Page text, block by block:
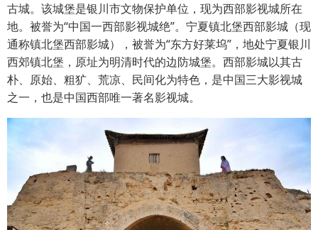
古城。该城堡是银川市文物保护单位，现为西部影视城所在
地。被誉为“中国一西部影视城绝”。宁夏镇北堡西部影城（现
通称镇北堡西部影城），被誉为“东方好莱坞”，地处宁夏银川
西郊镇北堡，原址为明清时代的边防城堡。西部影城以其古
朴、原始、粗犷、荒凉、民间化为特色，是中国三大影视城
之一，也是中国西部唯一著名影视城。